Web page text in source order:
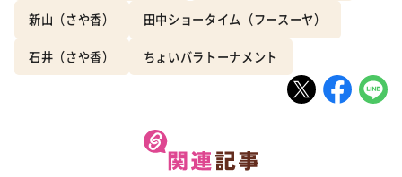
新山（さや香） 田中ショータイム（フースーヤ）
石井（さや香） ちょいバラトーナメント